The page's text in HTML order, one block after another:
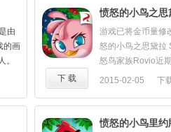
同，所以玩家将会
《愤怒的小鸟太空
游戏增加了重力圈
数”等物理概念也
往日的飞行路线，
轨道。玩家需掌握
度和力度来适应宇
的
》
色
准
态。这些变化让《
的游戏，小鸟们
吸引原本的愤怒
在这款新推出的游
如背景音乐及故事
何战胜绿色的小猪
很久以前，在遥
由
的画
。
一
。
优
愤怒的小鸟之思
游戏已将金币量修
怒的小鸟之思黛拉
怒鸟家族Rovio近
超具冒险精神的好
这里我们会结识活
超能力，还要120
2015-02-05 下
下 载
愤怒的小鸟里约